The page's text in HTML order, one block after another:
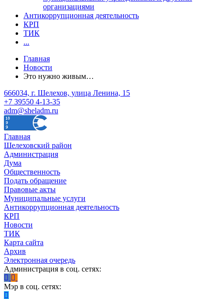
организациями
Антикоррупционная деятельность
КРП
ТИК
...
Главная
Новости
Это нужно живым…
666034, г. Шелехов, улица Ленина, 15
+7 39550 4-13-35
adm@sheladm.ru
Главная
Шелеховский район
Администрация
Дума
Общественность
Подать обращение
Правовые акты
Муниципальные услуги
Антикоррупционная деятельность
КРП
Новости
ТИК
Карта сайта
Архив
Электронная очередь
Администрация в соц. сетях:
Мэр в соц. сетях: